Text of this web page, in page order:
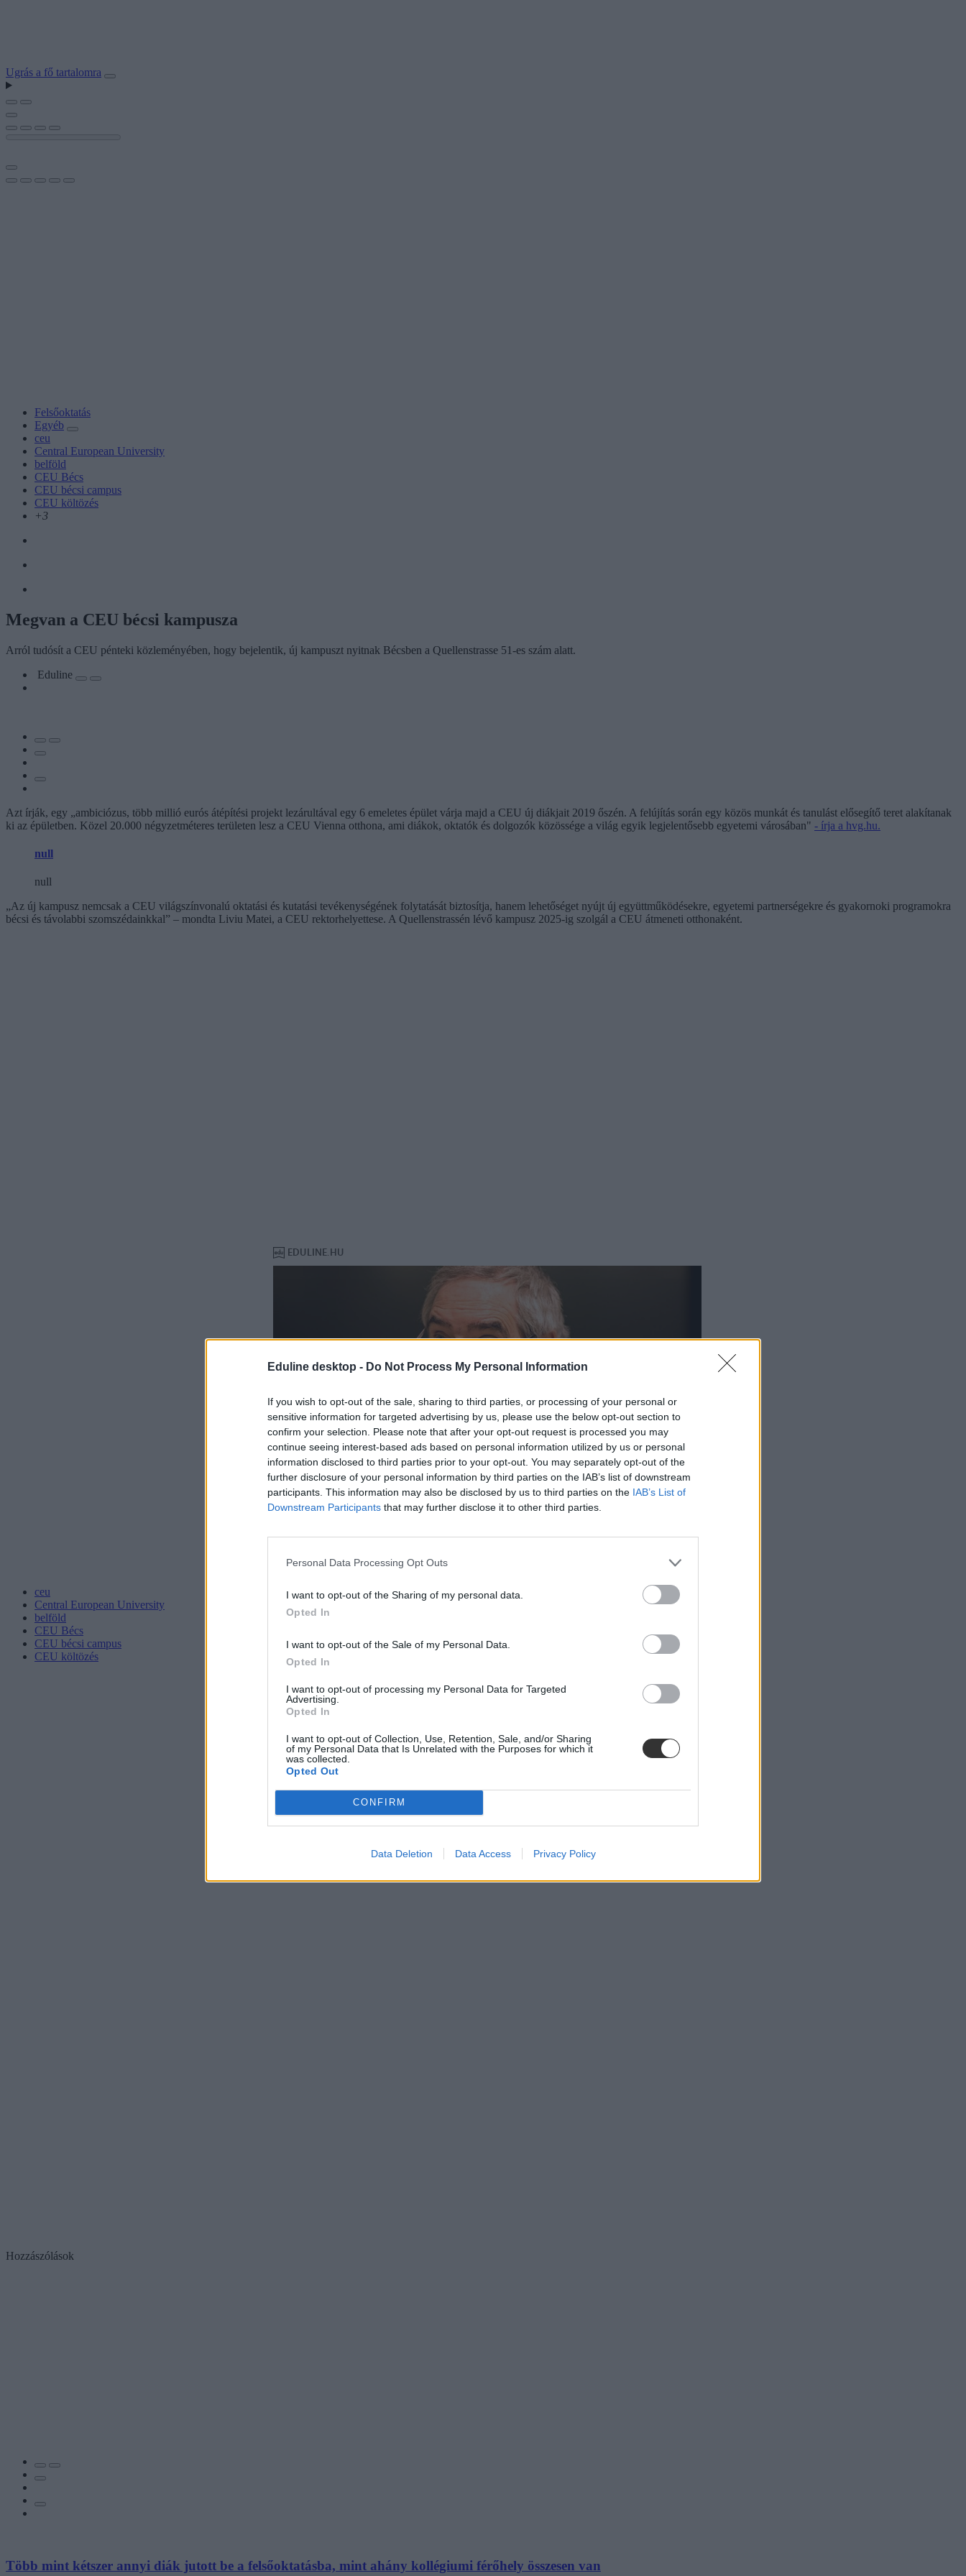
Eduline desktop - Do Not Process My Personal Information
If you wish to opt-out of the sale, sharing to third parties, or processing of your personal or
sensitive information for targeted advertising by us, please use the below opt-out section to
confirm your selection. Please note that after your opt-out request is processed you may
continue seeing interest-based ads based on personal information utilized by us or personal
information disclosed to third parties prior to your opt-out. You may separately opt-out of the
further disclosure of your personal information by third parties on the IAB’s list of downstream
participants. This information may also be disclosed by us to third parties on the IAB’s List of
Downstream Participants that may further disclose it to other third parties.
Personal Data Processing Opt Outs
I want to opt-out of the Sharing of my personal data.
Opted In
I want to opt-out of the Sale of my Personal Data.
Opted In
I want to opt-out of processing my Personal Data for Targeted
Advertising.
Opted In
I want to opt-out of Collection, Use, Retention, Sale, and/or Sharing
of my Personal Data that Is Unrelated with the Purposes for which it
was collected.
Opted Out
CONFIRM
Data Deletion Data Access Privacy Policy
Ugrás a fő tartalomra
Felsőoktatás
Egyéb
ceu
Central European University
belföld
CEU Bécs
CEU bécsi campus
CEU költözés
+3
Megvan a CEU bécsi kampusza
Arról tudósít a CEU pénteki közleményében, hogy bejelentik, új kampuszt nyitnak Bécsben a Quellenstrasse 51-es szám alatt.
Eduline
Azt írják, egy „ambiciózus, több millió eurós átépítési projekt lezárultával egy 6 emeletes épület várja majd a CEU új diákjait 2019 őszén. A felújítás során egy közös munkát és tanulást elősegítő teret alakítanak
ki az épületben. Közel 20.000 négyzetméteres területen lesz a CEU Vienna otthona, ami diákok, oktatók és dolgozók közössége a világ egyik legjelentősebb egyetemi városában" - írja a hvg.hu.
null
null
„Az új kampusz nemcsak a CEU világszínvonalú oktatási és kutatási tevékenységének folytatását biztosítja, hanem lehetőséget nyújt új együttműködésekre, egyetemi partnerségekre és gyakornoki programokra
bécsi és távolabbi szomszédainkkal” – mondta Liviu Matei, a CEU rektorhelyettese. A Quellenstrassén lévő kampusz 2025-ig szolgál a CEU átmeneti otthonaként.
ceu
Central European University
belföld
CEU Bécs
CEU bécsi campus
CEU költözés
Hozzászólások
Több mint kétszer annyi diák jutott be a felsőoktatásba, mint ahány kollégiumi férőhely összesen van